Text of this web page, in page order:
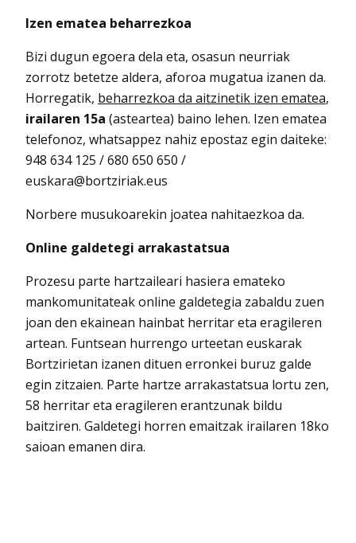
Izen ematea beharrezkoa
Bizi dugun egoera dela eta, osasun neurriak
zorrotz betetze aldera, aforoa mugatua izanen da.
Horregatik, beharrezkoa da aitzinetik izen ematea,
irailaren 15a (asteartea) baino lehen. Izen ematea
telefonoz, whatsappez nahiz epostaz egin daiteke:
948 634 125 / 680 650 650 /
euskara@bortziriak.eus
Norbere musukoarekin joatea nahitaezkoa da.
Online galdetegi arrakastatsua
Prozesu parte hartzaileari hasiera emateko
mankomunitateak online galdetegia zabaldu zuen
joan den ekainean hainbat herritar eta eragileren
artean. Funtsean hurrengo urteetan euskarak
Bortzirietan izanen dituen erronkei buruz galde
egin zitzaien. Parte hartze arrakastatsua lortu zen,
58 herritar eta eragileren erantzunak bildu
baitziren. Galdetegi horren emaitzak irailaren 18ko
saioan emanen dira.